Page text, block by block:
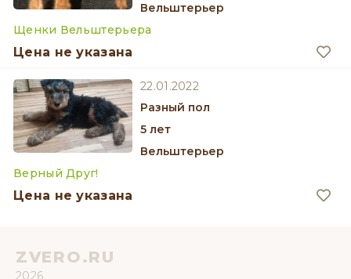
Вельштерьер
Щенки Вельштерьера
Цена не указана
22.01.2022
разный пол
5 лет
Вельштерьер
Верный Друг!
Цена не указана
ZVERO.RU
2026